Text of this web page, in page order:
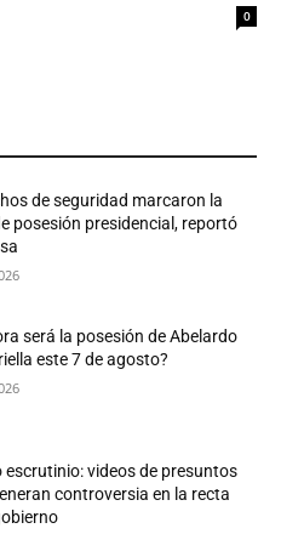
0
de seguridad marcaron la
posesión presidencial, reportó
será la posesión de Abelardo
este 7 de agosto?
escrutinio: videos de presuntos
controversia en la recta